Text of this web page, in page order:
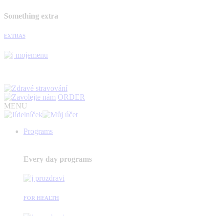
Something extra
EXTRAS
ORDER
MENU
Programs
Every day programs
FOR HEALTH